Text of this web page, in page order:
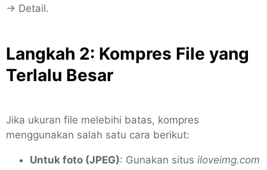
→ Detail.
Langkah 2: Kompres File yang
Terlalu Besar
Jika ukuran file melebihi batas, kompres
menggunakan salah satu cara berikut:
Untuk foto (JPEG): Gunakan situs iloveimg.com